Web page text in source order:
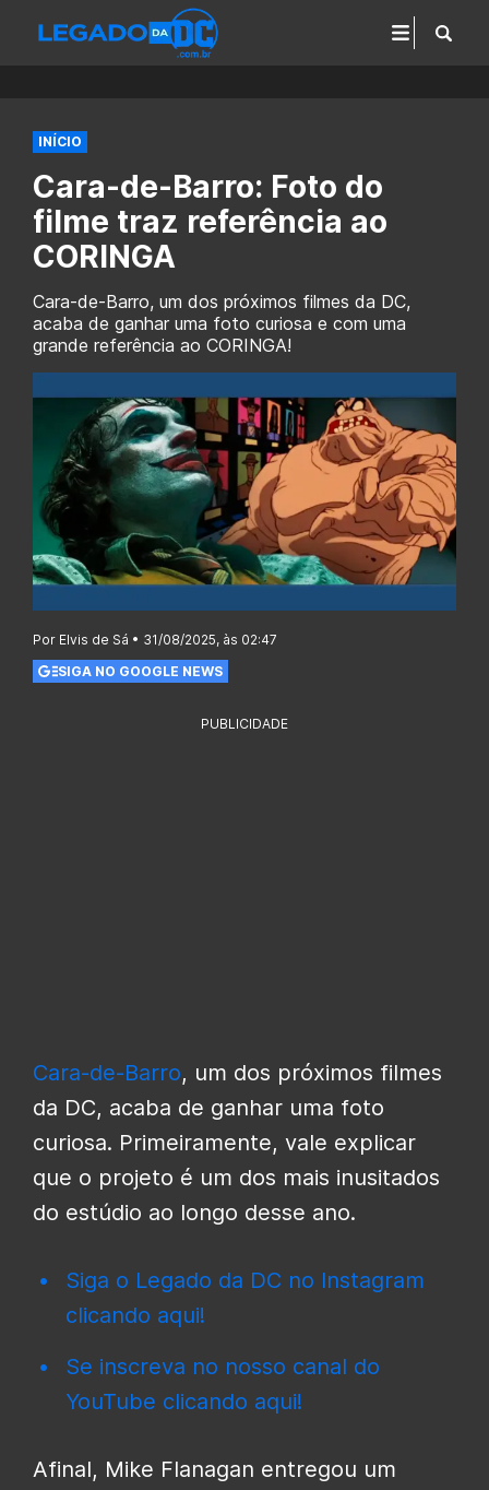
INÍCIO
Cara-de-Barro: Foto do
filme traz referência ao
CORINGA
Cara-de-Barro, um dos próximos filmes da DC,
acaba de ganhar uma foto curiosa e com uma
grande referência ao CORINGA!
Por Elvis de Sá • 31/08/2025, às 02:47
SIGA NO GOOGLE NEWS
PUBLICIDADE
Cara-de-Barro, um dos próximos filmes
da DC, acaba de ganhar uma foto
curiosa. Primeiramente, vale explicar
que o projeto é um dos mais inusitados
do estúdio ao longo desse ano.
Siga o Legado da DC no Instagram
clicando aqui!
Se inscreva no nosso canal do
YouTube clicando aqui!
Afinal, Mike Flanagan entregou um